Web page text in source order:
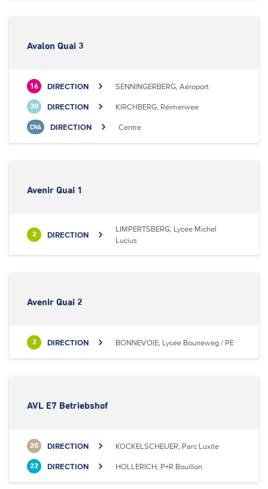
Avalon Quai 3
16 DIRECTION SENNINGERBERG, Aéroport
30 DIRECTION KIRCHBERG, Réimerwee
CN4 DIRECTION Centre
Avenir Quai 1
2 DIRECTION
LIMPERTSBERG, Lycée Michel
Lucius
Avenir Quai 2
2 DIRECTION BONNEVOIE, Lycée Bouneweg / PE
AVL E7 Betriebshof
20 DIRECTION KOCKELSCHEUER, Parc Luxite
22 DIRECTION HOLLERICH, P+R Bouillon